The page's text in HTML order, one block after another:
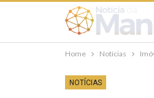
Home Notícias
NOTÍCIAS